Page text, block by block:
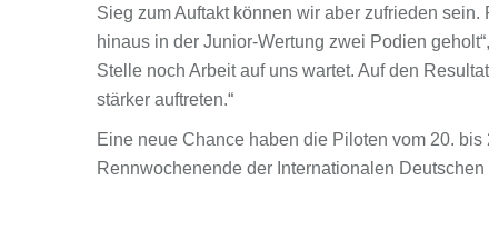
Sieg zum Auftakt können wir aber zufrieden
hinaus in der Junior-Wertung zwei Podien
Stelle noch Arbeit auf uns wartet. Auf den
stärker auftreten.“
Eine neue Chance haben die Piloten vom 20.
Rennwochenende der Internationalen Deutschen